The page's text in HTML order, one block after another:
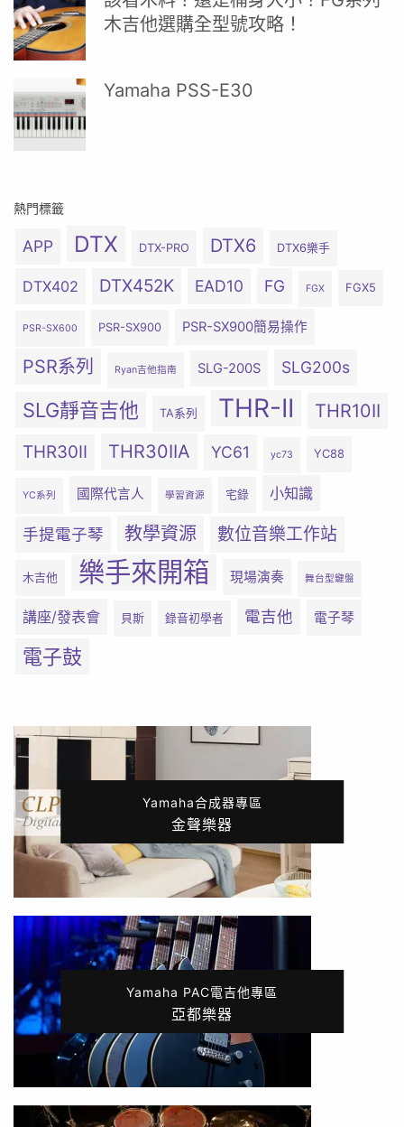
木吉他選購全型號攻略！
Yamaha PSS-E30
熱門標籤
APP DTX DTX-PRO DTX6 DTX6樂手
DTX402 DTX452K EAD10 FG FGX FGX5
PSR-SX600 PSR-SX900 PSR-SX900簡易操作
PSR系列 Ryan吉他指南 SLG-200S SLG200s
SLG靜音吉他 TA系列 THR-II THR10II
THR30II THR30IIA YC61 yc73 YC88
YC系列 國際代言人 學習資源 宅錄 小知識
手提電子琴 教學資源 數位音樂工作站
木吉他 樂手來開箱 現場演奏 舞台型鍵盤
講座/發表會 貝斯 錄音初學者 電吉他 電子琴
電子鼓
Yamaha合成器專區
金聲樂器
Yamaha PAC電吉他專區
亞都樂器